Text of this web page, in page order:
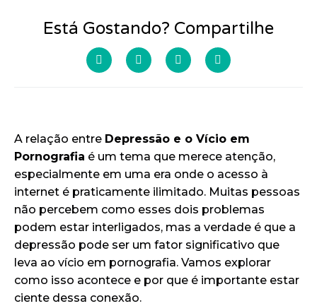
Está Gostando? Compartilhe
A relação entre Depressão e o Vício em
Pornografia é um tema que merece atenção,
especialmente em uma era onde o acesso à
internet é praticamente ilimitado. Muitas pessoas
não percebem como esses dois problemas
podem estar interligados, mas a verdade é que a
depressão pode ser um fator significativo que
leva ao vício em pornografia. Vamos explorar
como isso acontece e por que é importante estar
ciente dessa conexão.